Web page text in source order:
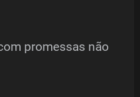
promessas não